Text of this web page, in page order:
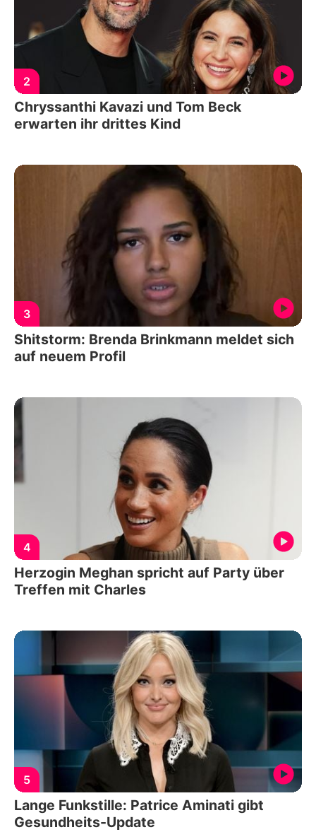
2
Chryssanthi Kavazi und Tom Beck
erwarten ihr drittes Kind
3
Shitstorm: Brenda Brinkmann meldet sich
auf neuem Profil
4
Herzogin Meghan spricht auf Party über
Treffen mit Charles
5
Lange Funkstille: Patrice Aminati gibt
Gesundheits-Update